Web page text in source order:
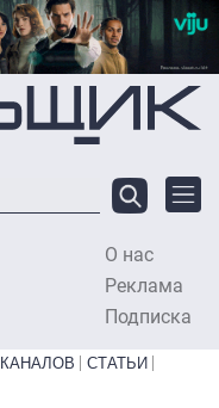
О нас
Реклама
Подписка
СТАТЬИ